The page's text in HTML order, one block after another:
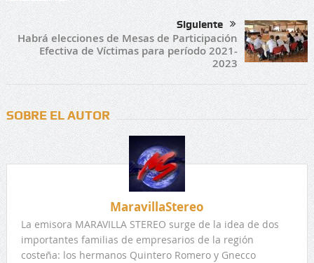
Siguiente
Habrá elecciones de Mesas de Participación
Efectiva de Víctimas para período 2021-
2023
SOBRE EL AUTOR
MaravillaStereo
La emisora MARAVILLA STEREO surge de la idea de dos
importantes familias de empresarios de la región
costeña: los hermanos Quintero Romero y Gnecco